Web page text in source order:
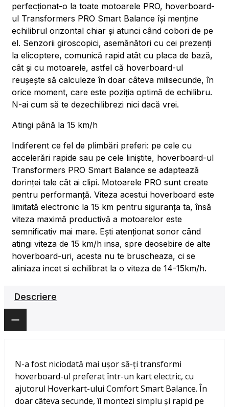
perfecționat-o la toate motoarele PRO, hoverboard-
ul Transformers PRO Smart Balance își menține
echilibrul orizontal chiar și atunci când cobori de pe
el. Senzorii giroscopici, asemănători cu cei prezenți
la elicoptere, comunică rapid atât cu placa de bază,
cât și cu motoarele, astfel că hoverboard-ul
reușește să calculeze în doar câteva milisecunde, în
orice moment, care este poziția optimă de echilibru.
N-ai cum să te dezechilibrezi nici dacă vrei.
Atingi până la 15 km/h
Indiferent ce fel de plimbări preferi: pe cele cu
accelerări rapide sau pe cele liniștite, hoverboard-ul
Transformers PRO Smart Balance se adaptează
dorinței tale cât ai clipi. Motoarele PRO sunt create
pentru performanță. Viteza acestui hoverboard este
limitată electronic la 15 km pentru siguranța ta, însă
viteza maximă productivă a motoarelor este
semnificativ mai mare. Ești atenționat sonor când
atingi viteza de 15 km/h insa, spre deosebire de alte
hoverboard-uri, acesta nu te bruscheaza, ci se
aliniaza incet si echilibrat la o viteza de 14-15km/h.
Descriere
N-a fost niciodată mai ușor să-ți transformi
hoverboard-ul preferat într-un kart electric, cu
ajutorul Hoverkart-ului Comfort Smart Balance. În
doar câteva secunde, îl montezi simplu și rapid pe